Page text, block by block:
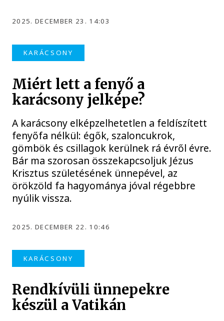
2025. DECEMBER 23. 14:03
KARÁCSONY
Miért lett a fenyő a
karácsony jelképe?
A karácsony elképzelhetetlen a feldíszített
fenyőfa nélkül: égők, szaloncukrok,
gömbök és csillagok kerülnek rá évről évre.
Bár ma szorosan összekapcsoljuk Jézus
Krisztus születésének ünnepével, az
örökzöld fa hagyománya jóval régebbre
nyúlik vissza.
2025. DECEMBER 22. 10:46
KARÁCSONY
Rendkívüli ünnepekre
készül a Vatikán